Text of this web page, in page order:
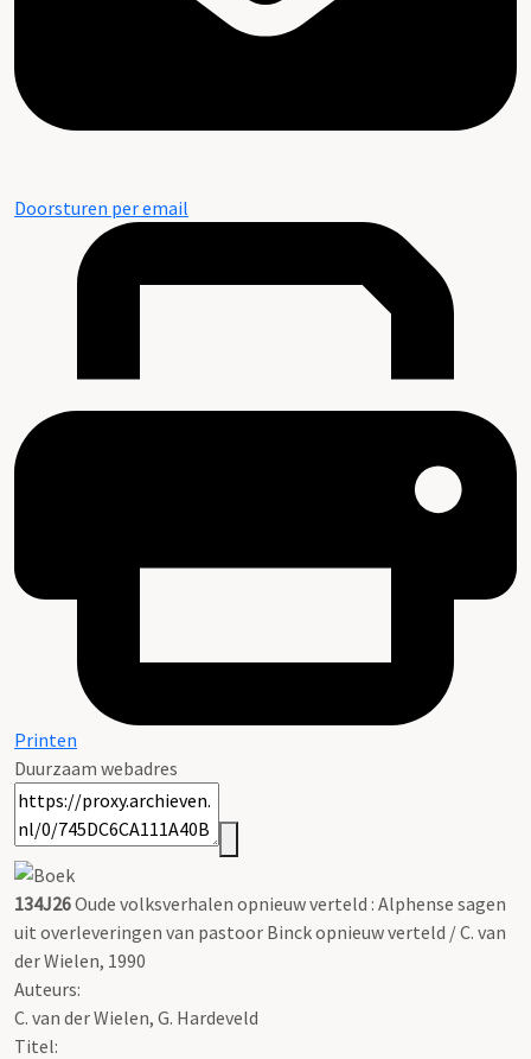
Doorsturen per email
Printen
Duurzaam webadres
134J26Oude volksverhalen opnieuw verteld : Alphense sagen
uit overleveringen van pastoor Binck opnieuw verteld / C. van
der Wielen, 1990
Auteurs:
C. van der Wielen, G. Hardeveld
Titel: